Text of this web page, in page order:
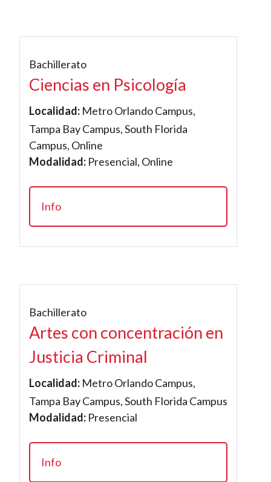
Bachillerato
Ciencias en Psicología
Localidad: Metro Orlando Campus,
Tampa Bay Campus, South Florida
Campus, Online
Modalidad: Presencial, Online
Info
Bachillerato
Artes con concentración en
Justicia Criminal
Localidad: Metro Orlando Campus,
Tampa Bay Campus, South Florida Campus
Modalidad: Presencial
Info